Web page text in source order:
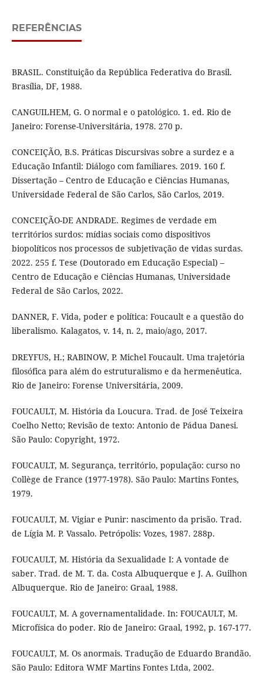
REFERÊNCIAS
BRASIL. Constituição da República Federativa do Brasil.
Brasília, DF, 1988.
CANGUILHEM, G. O normal e o patológico. 1. ed. Rio de
Janeiro: Forense-Universitária, 1978. 270 p.
CONCEIÇÃO, B.S. Práticas Discursivas sobre a surdez e a
Educação Infantil: Diálogo com familiares. 2019. 160 f.
Dissertação – Centro de Educação e Ciências Humanas,
Universidade Federal de São Carlos, São Carlos, 2019.
CONCEIÇÃO-DE ANDRADE. Regimes de verdade em
territórios surdos: mídias sociais como dispositivos
biopolíticos nos processos de subjetivação de vidas surdas.
2022. 255 f. Tese (Doutorado em Educação Especial) –
Centro de Educação e Ciências Humanas, Universidade
Federal de São Carlos, 2022.
DANNER, F. Vida, poder e política: Foucault e a questão do
liberalismo. Kalagatos, v. 14, n. 2, maio/ago, 2017.
DREYFUS, H.; RABINOW, P. Michel Foucault. Uma trajetória
filosófica para além do estruturalismo e da hermenêutica.
Rio de Janeiro: Forense Universitária, 2009.
FOUCAULT, M. História da Loucura. Trad. de José Teixeira
Coelho Netto; Revisão de texto: Antonio de Pádua Danesi.
São Paulo: Copyright, 1972.
FOUCAULT, M. Segurança, território, população: curso no
Collège de France (1977-1978). São Paulo: Martins Fontes,
1979.
FOUCAULT, M. Vigiar e Punir: nascimento da prisão. Trad.
de Lígia M. P. Vassalo. Petrópolis: Vozes, 1987. 288p.
FOUCAULT, M. História da Sexualidade I: A vontade de
saber. Trad. de M. T. da. Costa Albuquerque e J. A. Guilhon
Albuquerque. Rio de Janeiro: Graal, 1988.
FOUCAULT, M. A governamentalidade. In: FOUCAULT, M.
Microfísica do poder. Rio de Janeiro: Graal, 1992, p. 167-177.
FOUCAULT, M. Os anormais. Tradução de Eduardo Brandão.
São Paulo: Editora WMF Martins Fontes Ltda, 2002.